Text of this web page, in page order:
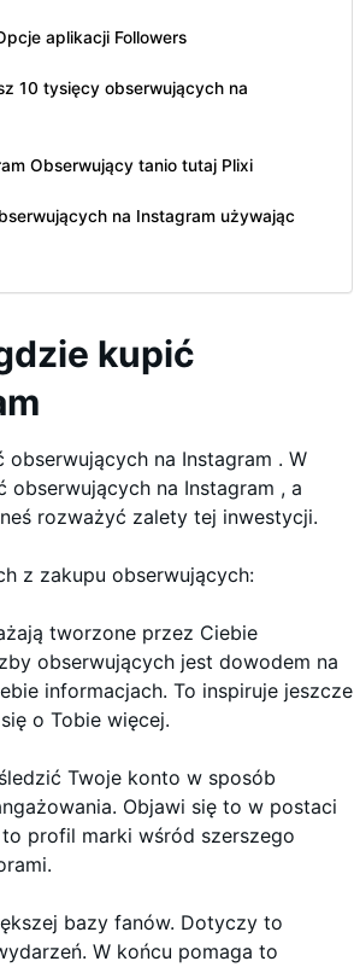
aplikacji Followers
10 tysięcy obserwujących na
Obserwujący tanio tutaj Plixi
na Instagram używając
kupić
na Instagram . W
na Instagram , a
rozważyć zalety tej inwestycji.
z zakupu obserwujących:
tworzone przez Ciebie
obserwujących jest dowodem na
informacjach. To inspiruje jeszcze
o Tobie więcej.
Twoje konto w sposób
Objawi się to w postaci
profil marki wśród szerszego
bazy fanów. Dotyczy to
W końcu pomaga to